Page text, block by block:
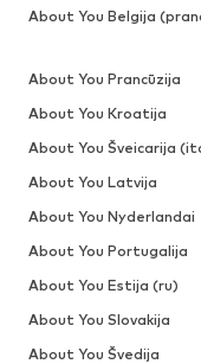
About You Belgija
About You Prancūzija
About You Kroatija
About You Šveicarija
About You Latvija
About You Nyderlandai
About You Portugalija
About You Estija (ru)
About You Slovakija
About You Švedija